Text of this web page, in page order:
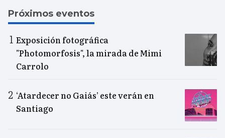
Próximos eventos
Exposición fotográfica
"Photomorfosis", la mirada de Mimi
Carrolo
‘Atardecer no Gaiás’ este verán en
Santiago